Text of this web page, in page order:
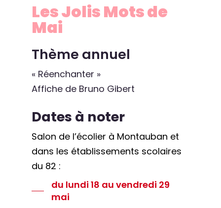
LesJolisMotsde
Mai
Thème annuel
« Réenchanter »
Affiche de Bruno Gibert
Dates à noter
Salon de l’écolier à Montauban et
dans les établissements scolaires
du 82 :
du lundi 18 au vendredi 29
mai